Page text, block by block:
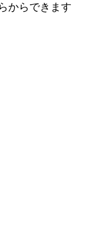
からできます